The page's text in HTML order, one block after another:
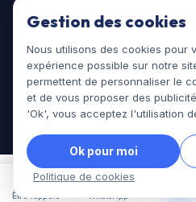
Être rappelé
©2026 Assistances
assistances-
Gestion des cookies
Nous utilisons des cookies pour
expérience possible sur notre
permettent de personnaliser le
et de vous proposer des
'Ok', vous acceptez l'utilisation
Ok pour moi
Politique de cookies